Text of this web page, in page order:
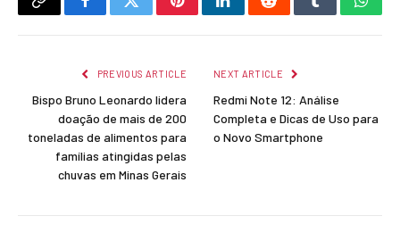
Copy
FacebookTwitterPinterestLinkedInRedditTumblr
PREVIOUS ARTICLE
Bispo Bruno Leonardo lidera
doação de mais de 200
toneladas de alimentos para
famílias atingidas pelas
chuvas em Minas Gerais
NEXT ARTICLE
Redmi Note 12: Análise
Completa e Dicas de Uso para
o Novo Smartphone